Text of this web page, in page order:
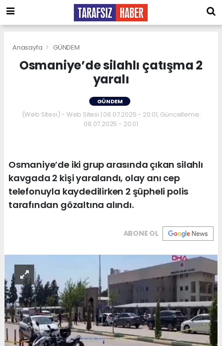
Anasayfa GÜNDEM
Osmaniye’de silahlı çatışma 2
yaralı
GÜNDEM
(Web Sitesi) - Web Sitesi | 08.07.2025 - 20:01, Güncelleme:
08.07.2025 - 20:01
Osmaniye’de iki grup arasında çıkan silahlı
kavgada 2 kişi yaralandı, olay anı cep
telefonuyla kaydedilirken 2 şüpheli polis
tarafından gözaltına alındı.
ABONE OL